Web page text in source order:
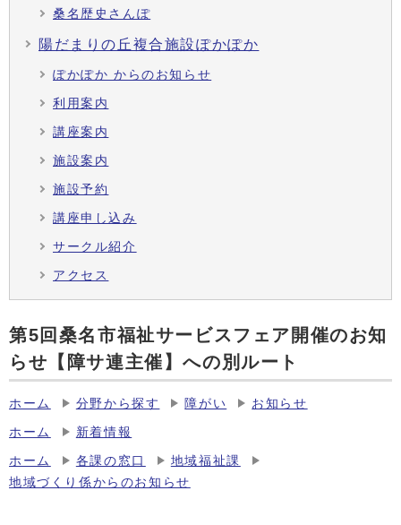
桑名歴史さんぽ
陽だまりの丘複合施設ぽかぽか
ぽかぽか からのお知らせ
利用案内
講座案内
施設案内
施設予約
講座申し込み
サークル紹介
アクセス
第5回桑名市福祉サービスフェア開催のお知
らせ【障サ連主催】への別ルート
ホーム 分野から探す 障がい お知らせ
ホーム 新着情報
ホーム 各課の窓口
地域福祉課
地域づくり係からのお知らせ